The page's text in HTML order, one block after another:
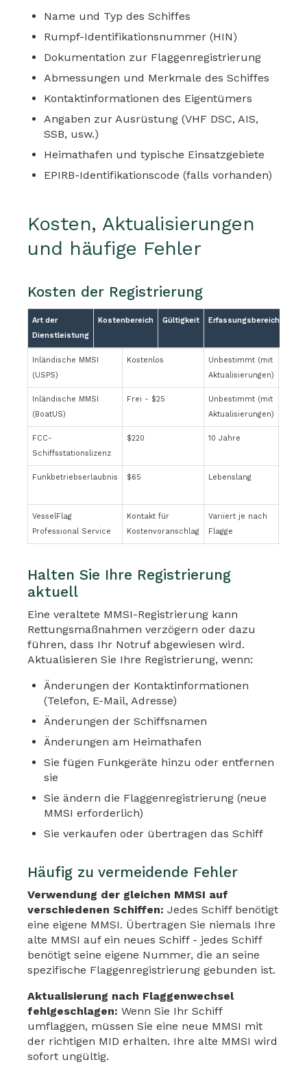
Name und Typ des Schiffes
Rumpf-Identifikationsnummer (HIN)
Dokumentation zur Flaggenregistrierung
Abmessungen und Merkmale des Schiffes
Kontaktinformationen des Eigentümers
Angaben zur Ausrüstung (VHF DSC, AIS,
SSB, usw.)
Heimathafen und typische Einsatzgebiete
EPIRB-Identifikationscode (falls vorhanden)
Kosten, Aktualisierungen
und häufige Fehler
Kosten der Registrierung
Art der
Dienstleistung
Kostenbereich Gültigkeit Erfassungsbereich
Inländische MMSI
(USPS)
Kostenlos
Unbestimmt (mit
Aktualisierungen)
Inländische MMSI
(BoatUS)
Frei - $25
Unbestimmt (mit
Aktualisierungen)
FCC-
Schiffsstationslizenz
$220 10 Jahre
Funkbetriebserlaubnis $65 Lebenslang
VesselFlag
Professional Service
Kontakt für
Kostenvoranschlag
Variiert je nach
Flagge
Halten Sie Ihre Registrierung
aktuell
Eine veraltete MMSI-Registrierung kann
Rettungsmaßnahmen verzögern oder dazu
führen, dass Ihr Notruf abgewiesen wird.
Aktualisieren Sie Ihre Registrierung, wenn:
Änderungen der Kontaktinformationen
(Telefon, E-Mail, Adresse)
Änderungen der Schiffsnamen
Änderungen am Heimathafen
Sie fügen Funkgeräte hinzu oder entfernen
sie
Sie ändern die Flaggenregistrierung (neue
MMSI erforderlich)
Sie verkaufen oder übertragen das Schiff
Häufig zu vermeidende Fehler
Verwendung der gleichen MMSI auf
verschiedenen Schiffen: Jedes Schiff benötigt
eine eigene MMSI. Übertragen Sie niemals Ihre
alte MMSI auf ein neues Schiff - jedes Schiff
benötigt seine eigene Nummer, die an seine
spezifische Flaggenregistrierung gebunden ist.
Aktualisierung nach Flaggenwechsel
fehlgeschlagen: Wenn Sie Ihr Schiff
umflaggen, müssen Sie eine neue MMSI mit
der richtigen MID erhalten. Ihre alte MMSI wird
sofort ungültig.